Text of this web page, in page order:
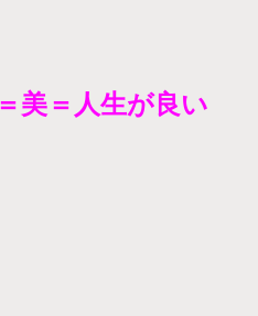
美＝人生が良い